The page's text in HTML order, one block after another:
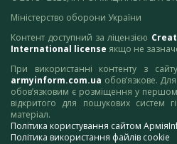
Міністерство оборони України
Контент доступний за ліцензією
International license якщо не
При використанні контенту з
armyinform.com.ua обов’язкове.
обов’язковим є розміщення у
відкритого для пошукових систем
матеріал.
Політика користування сайтом
Політика використання файлів cookie